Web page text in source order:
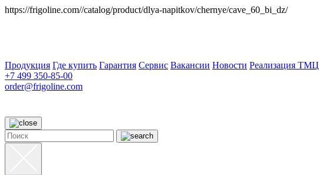
https://frigoline.com//catalog/product/dlya-napitkov/chernye/cave_60_bi_dz/
Продукция Где купить Гарантия Сервис Вакансии Новости Реализация ТМЦ
+7 499 350-85-00
order@frigoline.com